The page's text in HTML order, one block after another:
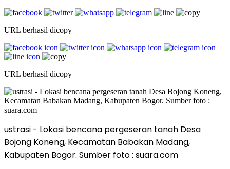
URL berhasil dicopy
URL berhasil dicopy
ustrasi - Lokasi bencana pergeseran tanah Desa
Bojong Koneng, Kecamatan Babakan Madang,
Kabupaten Bogor. Sumber foto : suara.com